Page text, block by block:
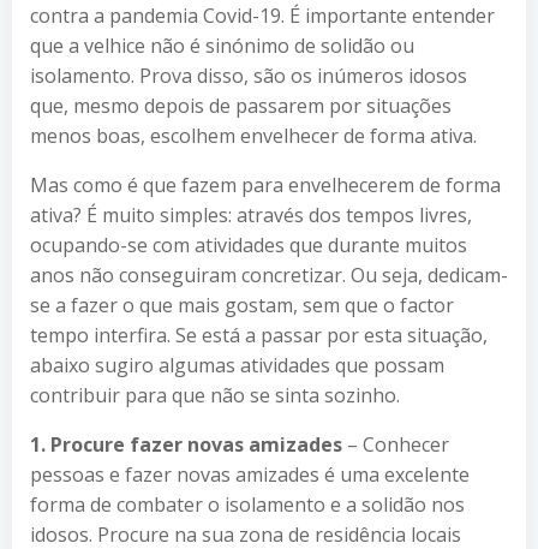
contra a pandemia Covid-19. É importante entender
que a velhice não é sinónimo de solidão ou
isolamento. Prova disso, são os inúmeros idosos
que, mesmo depois de passarem por situações
menos boas, escolhem envelhecer de forma ativa.
Mas como é que fazem para envelhecerem de forma
ativa? É muito simples: através dos tempos livres,
ocupando-se com atividades que durante muitos
anos não conseguiram concretizar. Ou seja, dedicam-
se a fazer o que mais gostam, sem que o factor
tempo interfira. Se está a passar por esta situação,
abaixo sugiro algumas atividades que possam
contribuir para que não se sinta sozinho.
1. Procure fazer novas amizades – Conhecer
pessoas e fazer novas amizades é uma excelente
forma de combater o isolamento e a solidão nos
idosos. Procure na sua zona de residência locais